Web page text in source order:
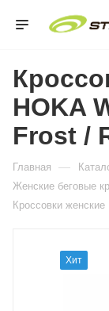
HOKA
Frost /
Главная —
Женские беговые
Кроссовки
Хит